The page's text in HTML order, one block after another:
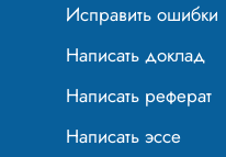
Исправить ошибки
Написать доклад
Написать реферат
Написать эссе